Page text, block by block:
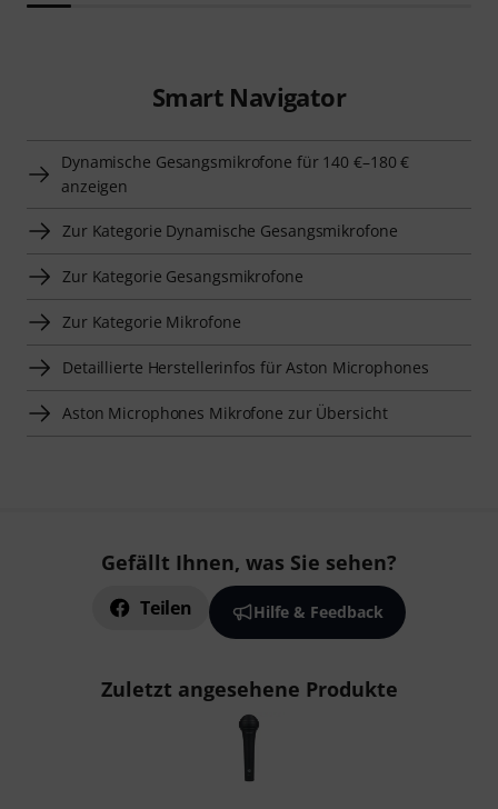
Smart Navigator
Dynamische Gesangsmikrofone für 140 €–180 €
anzeigen
Zur Kategorie Dynamische Gesangsmikrofone
Zur Kategorie Gesangsmikrofone
Zur Kategorie Mikrofone
Detaillierte Herstellerinfos für Aston Microphones
Aston Microphones Mikrofone zur Übersicht
Gefällt Ihnen, was Sie sehen?
Teilen Hilfe & Feedback
Zuletzt angesehene Produkte